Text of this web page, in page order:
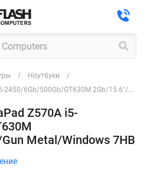
Ноутбуки
Ноутбук Lenovo IdeaPad Z570A i5-2450/6Gb/500Gb/GT630M 2Gb/15.6"/Wifi/Cam/Gun Metal/Windows 7HB
Z570A i5-
Metal/Windows 7HB